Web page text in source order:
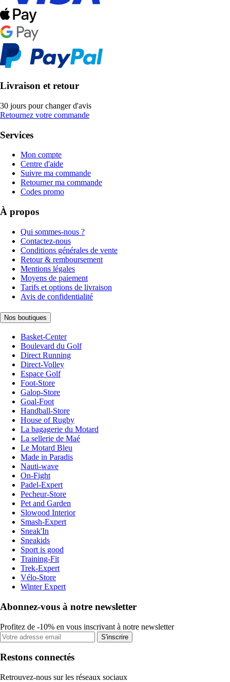
Livraison et retour
30 jours pour changer d'avis
Retournez votre commande
Services
Mon compte
Centre d'aide
Suivre ma commande
Retourner ma commande
Codes promo
À propos
Qui sommes-nous ?
Contactez-nous
Conditions générales de vente
Retour & remboursement
Mentions légales
Moyens de paiement
Tarifs et options de livraison
Avis de confidentialité
Nos boutiques
Basket-Center
Boulevard du Golf
Direct Running
Direct-Volley
Espace Golf
Foot-Store
Galop-Store
Goal-Foot
Handball-Store
House of Rugby
La bagagerie du Motard
La sellerie de Maé
Le Motard Bleu
Made in Paradis
Nauti-wave
On-Fight
Padel-Expert
Pecheur-Store
Pet and Garden
Slowood Interior
Smash-Expert
Sneak'In
Sneakids
Sport is good
Training-Fit
Trek-Expert
Vélo-Store
Winter Expert
Abonnez-vous à notre newsletter
Profitez de -10% en vous inscrivant à notre newsletter
S'inscrire
Restons connectés
Retrouvez-nous sur les réseaux sociaux